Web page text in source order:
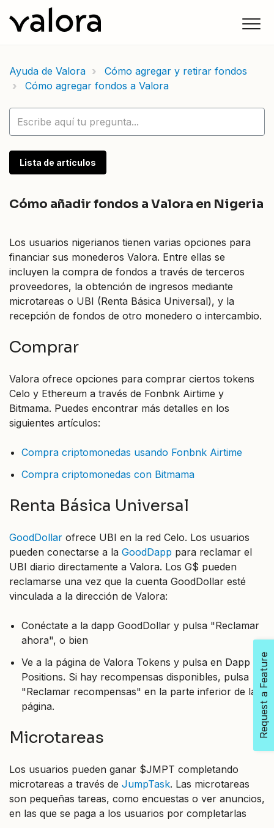
Ayuda de Valora
Cómo agregar y retirar fondos
Cómo agregar fondos a Valora
Lista de artículos
Cómo añadir fondos a Valora en Nigeria
Los usuarios nigerianos tienen varias opciones para
financiar sus monederos Valora. Entre ellas se
incluyen la compra de fondos a través de terceros
proveedores, la obtención de ingresos mediante
microtareas o UBI (Renta Básica Universal), y la
recepción de fondos de otro monedero o intercambio.
Comprar
Valora ofrece opciones para comprar ciertos tokens
Celo y Ethereum a través de Fonbnk Airtime y
Bitmama. Puedes encontrar más detalles en los
siguientes artículos:
Compra criptomonedas usando Fonbnk Airtime
Compra criptomonedas con Bitmama
Renta Básica Universal
GoodDollar ofrece UBI en la red Celo. Los usuarios
pueden conectarse a la GoodDapp para reclamar el
UBI diario directamente a Valora. Los G$ pueden
reclamarse una vez que la cuenta GoodDollar esté
vinculada a la dirección de Valora:
Conéctate a la dapp GoodDollar y pulsa "Reclamar
ahora", o bien
Ve a la página de Valora Tokens y pulsa en Dapp
Positions. Si hay recompensas disponibles, pulsa
"Reclamar recompensas" en la parte inferior de la
página.
Microtareas
Los usuarios pueden ganar $JMPT completando
microtareas a través de JumpTask. Las microtareas
son pequeñas tareas, como encuestas o ver anuncios,
en las que se paga a los usuarios por completarlas
Request a Feature